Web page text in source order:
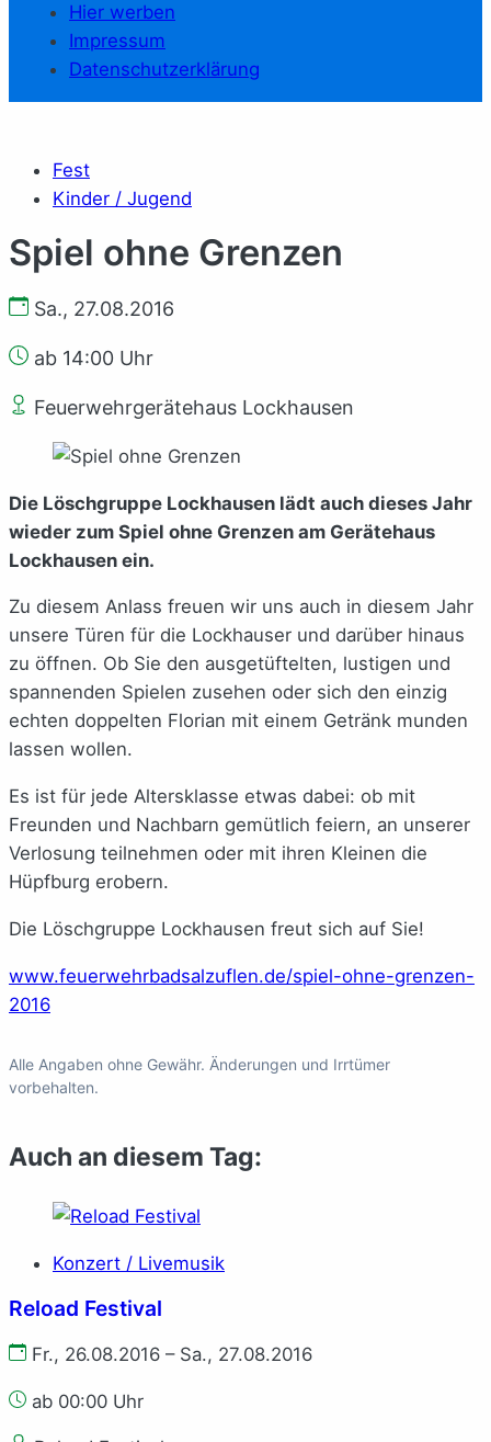
Hier werben
Impressum
Datenschutzerklärung
Fest
Kinder / Jugend
Spiel ohne Grenzen
Sa., 27.08.2016
ab 14:00 Uhr
Feuerwehrgerätehaus Lockhausen
Die Löschgruppe Lockhausen lädt auch dieses Jahr
wieder zum Spiel ohne Grenzen am Gerätehaus
Lockhausen ein.
Zu diesem Anlass freuen wir uns auch in diesem Jahr
unsere Türen für die Lockhauser und darüber hinaus
zu öffnen. Ob Sie den ausgetüftelten, lustigen und
spannenden Spielen zusehen oder sich den einzig
echten doppelten Florian mit einem Getränk munden
lassen wollen.
Es ist für jede Altersklasse etwas dabei: ob mit
Freunden und Nachbarn gemütlich feiern, an unserer
Verlosung teilnehmen oder mit ihren Kleinen die
Hüpfburg erobern.
Die Löschgruppe Lockhausen freut sich auf Sie!
www.feuerwehrbadsalzuflen.de/spiel-ohne-grenzen-
2016
Alle Angaben ohne Gewähr. Änderungen und Irrtümer
vorbehalten.
Auch an diesem Tag:
Konzert / Livemusik
Reload Festival
Fr., 26.08.2016 – Sa., 27.08.2016
ab 00:00 Uhr